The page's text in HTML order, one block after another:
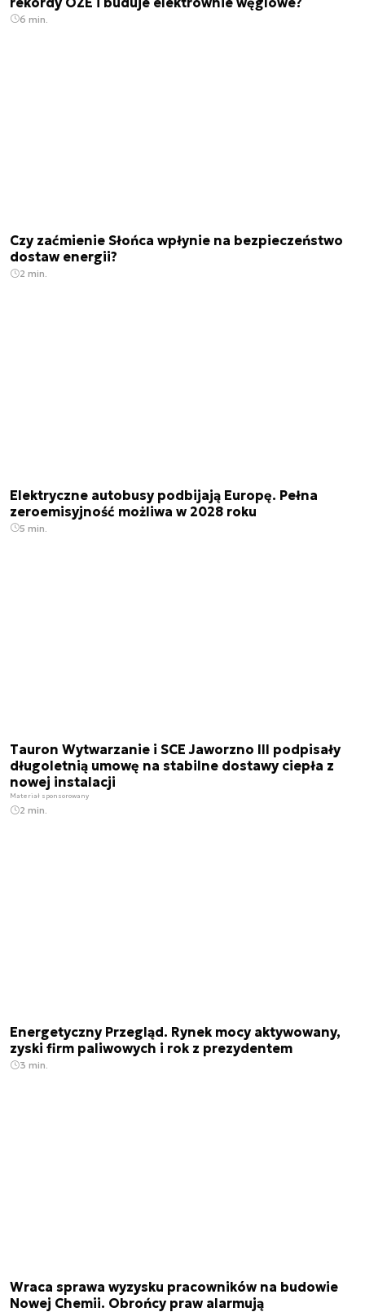
6 min.
Czy zaćmienie Słońca wpłynie na bezpieczeństwo
dostaw energii?
2 min.
Elektryczne autobusy podbijają Europę. Pełna
zeroemisyjność możliwa w 2028 roku
5 min.
Tauron Wytwarzanie i SCE Jaworzno III podpisały
długoletnią umowę na stabilne dostawy ciepła z
nowej instalacji
Materiał sponsorowany
2 min.
Energetyczny Przegląd. Rynek mocy aktywowany,
zyski firm paliwowych i rok z prezydentem
3 min.
Wraca sprawa wyzysku pracowników na budowie
Nowej Chemii. Obrońcy praw alarmują